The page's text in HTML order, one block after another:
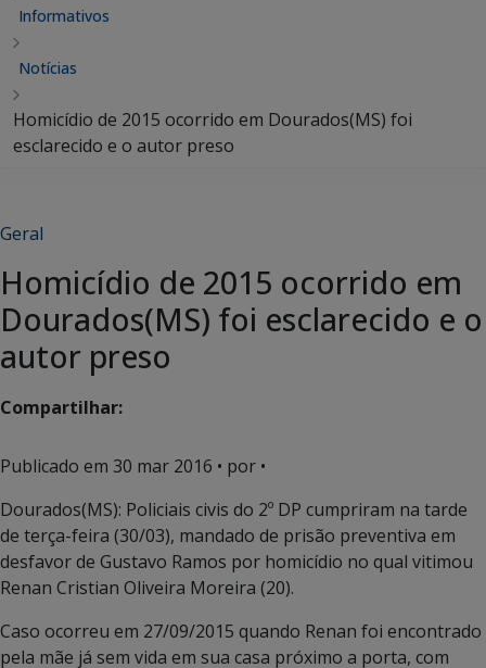
Informativos
Notícias
Homicídio de 2015 ocorrido em Dourados(MS) foi
esclarecido e o autor preso
Geral
Homicídio de 2015 ocorrido em
Dourados(MS) foi esclarecido e o
autor preso
Compartilhar:
Publicado em 30 mar 2016 • por •
Dourados(MS): Policiais civis do 2º DP cumpriram na tarde
de terça-feira (30/03), mandado de prisão preventiva em
desfavor de Gustavo Ramos por homicídio no qual vitimou
Renan Cristian Oliveira Moreira (20).
Caso ocorreu em 27/09/2015 quando Renan foi encontrado
pela mãe já sem vida em sua casa próximo a porta, com